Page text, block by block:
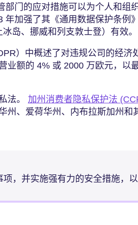
部门的应对措施可以为个人和组
年加强了其《通用数据保护条例
岛、挪威和列支敦士登）有效。
）中概述了对违规公司的经济
业额的 4% 或 2000 万欧元，以
法。 加州消费者隐私保护法
州、爱荷华州、内布拉斯加州和
，并实施强有力的安全措施，